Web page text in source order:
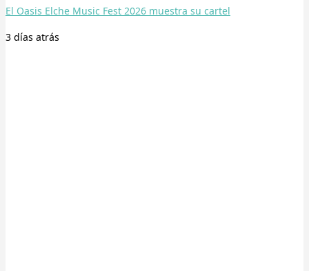
El Oasis Elche Music Fest 2026 muestra su cartel
3 días atrás